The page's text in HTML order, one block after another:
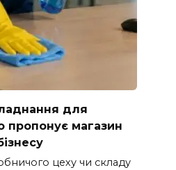
для
пропонує магазин
цеху чи складу